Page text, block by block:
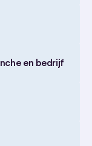
en bedrijf